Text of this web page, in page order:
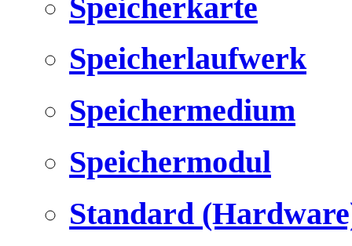
Speicherkarte
Speicherlaufwerk
Speichermedium
Speichermodul
Standard